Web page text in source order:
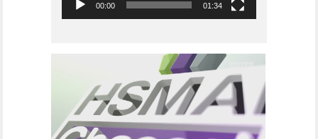
00:00 01:34